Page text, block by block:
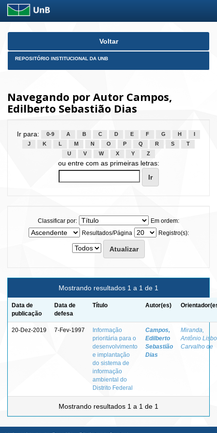
Skip
Voltar
REPOSITÓRIO INSTITUCIONAL DA UNB
Navegando por Autor Campos,
Edilberto Sebastião Dias
Ir para: 0-9 A B C D E F G H
J
K L M N O P Q R S
T
U
V W X Y Z
ou entre com as primeiras letras:
Classificar por:
Em ordem:
Resultados/Página
Registro(s):
Mostrando resultados 1 a 1 de 1
Data de
publicação
Data de
defesa
Título Autor(es)
20-Dez-2019 7-Fev-1997
Informação
prioritária para o
desenvolvimento
e implantação
do sistema de
informação
ambiental do
Distrito Federal
Campos,
Edilberto
Sebastião
Dias
Miranda,
Antônio
Carvalho de
Mostrando resultados 1 a 1 de 1